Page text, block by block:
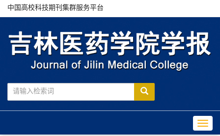
中国高校科技期刊集群服务平台